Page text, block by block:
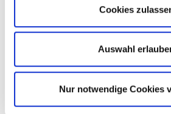
Cookies
Auswahl
Nur notwendige Cookies
Ein Großteil aller in Deutschland
Sachbücher und wissenschaftliche
möglich. Für unsere Bildung!
Keine Regel ohne Ausnahme
Bestimmt sind Sie im Buchhandel